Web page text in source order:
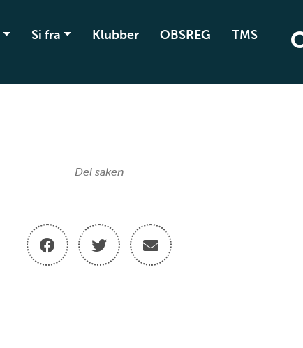
Si fra Klubber OBSREG TMS
Del saken